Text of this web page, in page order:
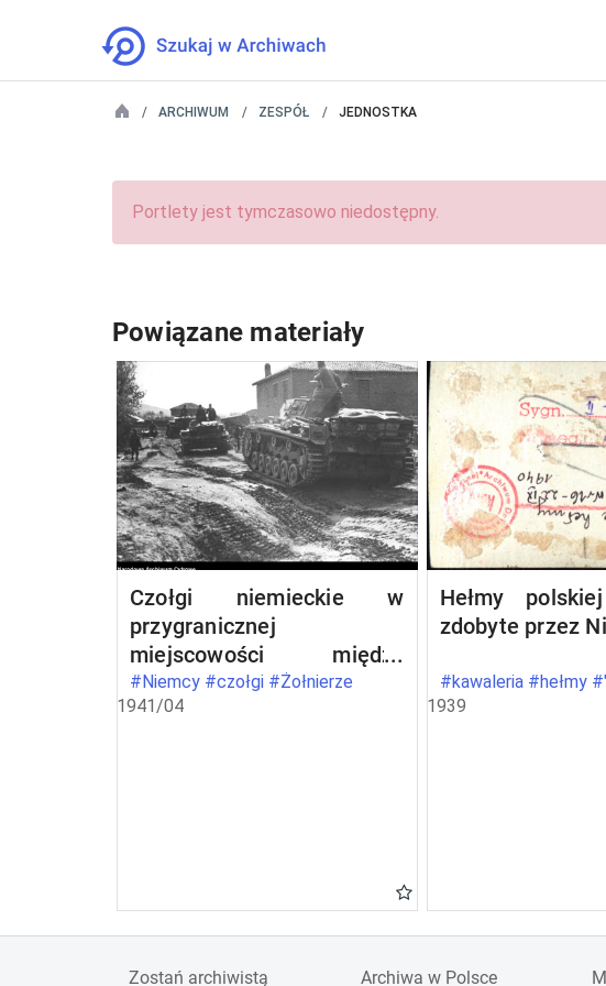
ARCHIWUM ZESPÓŁ JEDNOSTKA
Portlety jest tymczasowo niedostępny.
Powiązane materiały
Czołgi niemieckie w
przygranicznej
miejscowości między
Bułgarią a Grecją
#Niemcy #czołgi #Żołnierze
1941/04
Hełmy
zdobyte przez
#kawaleria #hełmy
1939
Zostań archiwistą Archiwa w Polsce